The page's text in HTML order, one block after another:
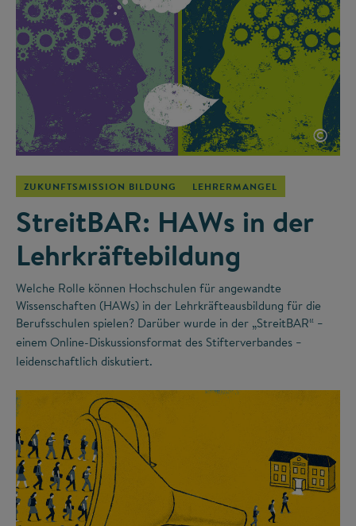
©
ZUKUNFTSMISSION BILDUNG LEHRERMANGEL
StreitBAR: HAWs in der
Lehrkräftebildung
Welche Rolle können Hochschulen für angewandte
Wissenschaften (HAWs) in der Lehrkräfteausbildung für die
Berufsschulen spielen? Darüber wurde in der „StreitBAR“ –
einem Online-Diskussionsformat des Stifterverbandes –
leidenschaftlich diskutiert.